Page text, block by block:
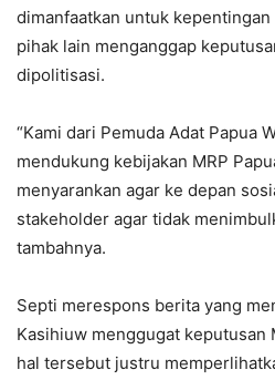
dimanfaatkan untuk
pihak lain menganggap
dipolitisasi.
“Kami dari Pemuda Adat Papua
mendukung kebijakan MRP
menyarankan agar ke depan
stakeholder agar tidak
tambahnya.
Septi merespons berita yang
Kasihiuw menggugat keputusan
hal tersebut justru